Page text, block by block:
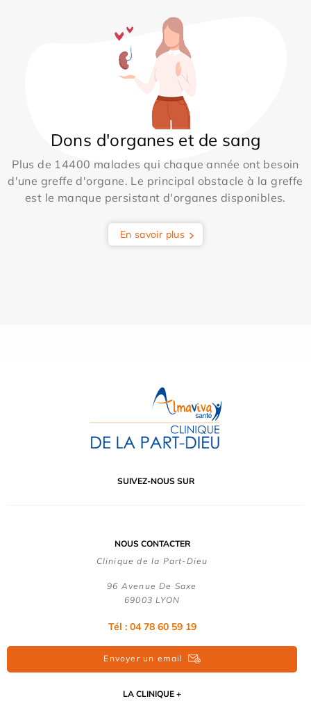
Dons d'organes et de sang
Plus de 14400 malades qui chaque année ont besoin
d'une greffe d'organe. Le principal obstacle à la greffe
est le manque persistant d'organes disponibles.
En savoir plus
SUIVEZ-NOUS SUR
NOUS CONTACTER
Clinique de la Part-Dieu
96 Avenue De Saxe
69003 LYON
Tél : 04 78 60 59 19
Envoyer un email
LA CLINIQUE